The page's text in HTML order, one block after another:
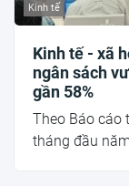
Kinh tế
Kinh tế - xã
ngân sách
gần 58%
Theo Báo cáo
tháng đầu